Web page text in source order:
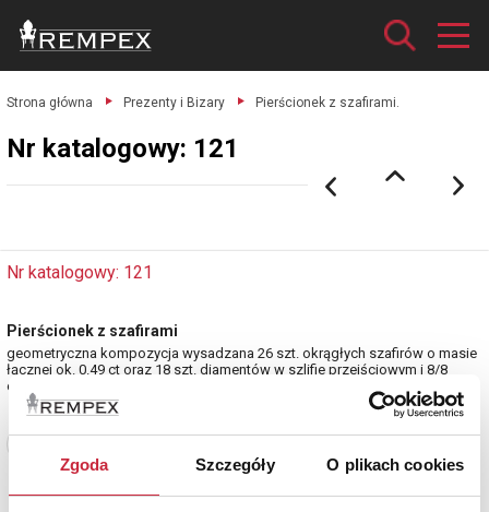
Zgoda Szczegóły O plikach cookies
Strona główna Prezenty i Bizary Pierścionek z szafirami.
Nr katalogowy: 121
Nr katalogowy: 121
Pierścionek z szafirami
geometryczna kompozycja wysadzana 26 szt. okrągłych szafirów o masie
łącznej ok. 0.49 ct oraz 18 szt. diamentów w szlifie przejściowym i 8/8
estymacja: 8 000 - 9 000 zł